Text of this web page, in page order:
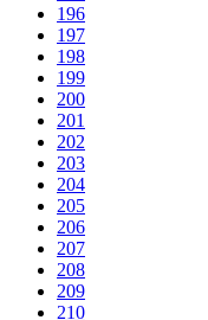
196
197
198
199
200
201
202
203
204
205
206
207
208
209
210